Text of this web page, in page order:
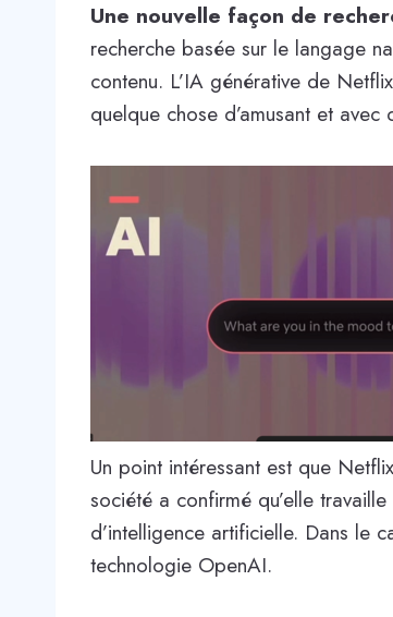
Une nouvelle façon de
recherche basée sur le langage
contenu. L’IA générative de
quelque chose d’amusant et
Un point intéressant est que
société a confirmé qu’elle
d’intelligence artificielle. Dans le
technologie OpenAI.